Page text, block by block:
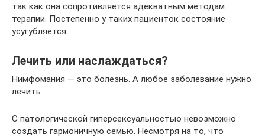
так как она сопротивляется адекватным методам
терапии. Постепенно у таких пациенток состояние
усугубляется.
Лечить или наслаждаться?
Нимфомания — это болезнь. А любое заболевание нужно
лечить.
С патологической гиперсексуальностью невозможно
создать гармоничную семью. Несмотря на то, что